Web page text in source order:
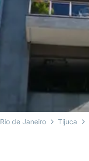
Rio de Janeiro Tijuca